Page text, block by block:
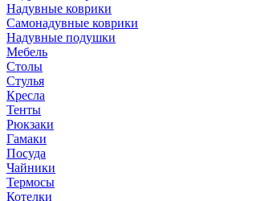
Надувные коврики
Самонадувные коврики
Надувные подушки
Мебель
Столы
Стулья
Кресла
Тенты
Рюкзаки
Гамаки
Посуда
Чайники
Термосы
Котелки